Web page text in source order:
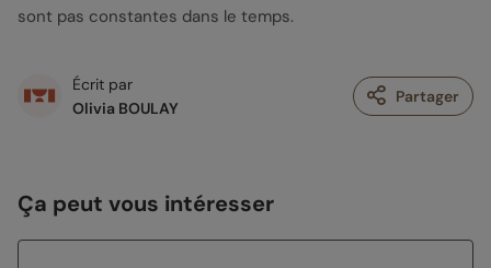
sont pas constantes dans le temps.
Écrit par
Olivia BOULAY
Partager
Ça peut vous intéresser